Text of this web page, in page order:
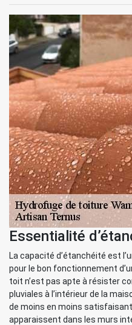
Essentialité
La capacité d’étanchéité est
pour le bon fonctionnement
toit n’est pas apte à résister
pluviales à l’intérieur de la
de moins en moins
apparaissent dans les murs